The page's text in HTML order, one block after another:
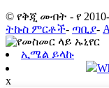
© የቅጂ መብት - የ
ትኩስ ምርቶች- ጣቢያ-
ኢሜል ይላኩ
x